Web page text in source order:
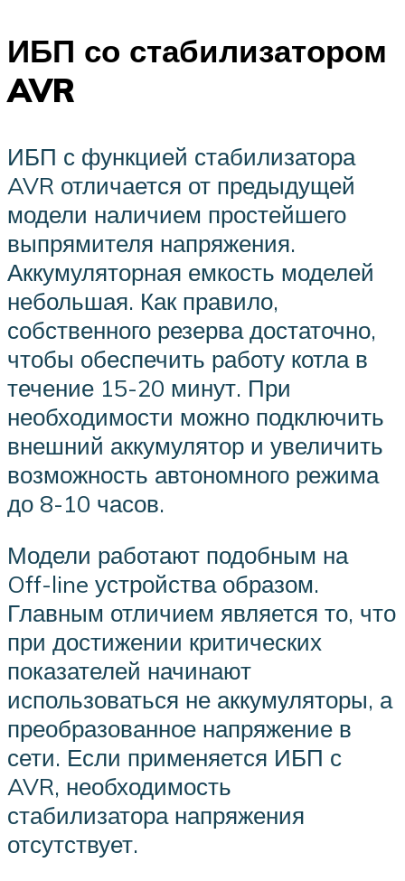
ИБП со стабилизатором
AVR
ИБП с функцией стабилизатора
AVR отличается от предыдущей
модели наличием простейшего
выпрямителя напряжения.
Аккумуляторная емкость моделей
небольшая. Как правило,
собственного резерва достаточно,
чтобы обеспечить работу котла в
течение 15-20 минут. При
необходимости можно подключить
внешний аккумулятор и увеличить
возможность автономного режима
до 8-10 часов.
Модели работают подобным на
Off-line устройства образом.
Главным отличием является то, что
при достижении критических
показателей начинают
использоваться не аккумуляторы, а
преобразованное напряжение в
сети. Если применяется ИБП с
AVR, необходимость
стабилизатора напряжения
отсутствует.